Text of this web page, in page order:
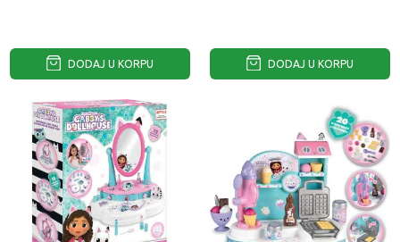
DODAJ U KORPU DODAJ U KORPU